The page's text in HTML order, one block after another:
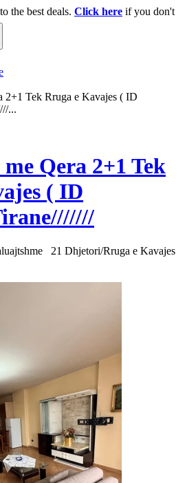
the best deals. Click here if you don't
2+1 Tek Rruga e Kavajes ( ID
...
Qera 2+1 Tek
( ID
21 Dhjetori/Rruga e Kavajes